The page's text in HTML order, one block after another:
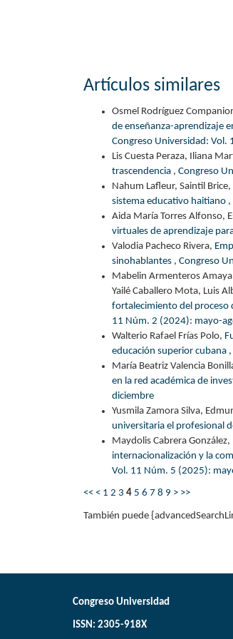
Artículos similares
Osmel Rodríguez
de enseñanza-aprendizaje
Congreso Universidad:
Lis Cuesta Peraza, Iliana
trascendencia , Congreso
Nahum Lafleur, Saintil Brice,
sistema educativo haitiano ,
Aida María Torres Alfonso,
virtuales de aprendizaje
Valodia Pacheco Rivera,
sinohablantes , Congreso
Mabelin Armenteros
Yailé Caballero Mota, Luis
fortalecimiento del proceso
11 Núm. 2 (2024): mayo-
Walterio Rafael Frías Polo,
educación superior cubana ,
María Beatriz Valencia
en la red académica de
diciembre
Yusmila Zamora Silva,
universitaria el profesional
Maydolis Cabrera
internacionalización y la
Vol. 11 Núm. 5 (2025):
<< < 1 2 3 4 5 6 7 8 9 > >>
También puede
Congreso Universidad
ISSN: 2305-918X